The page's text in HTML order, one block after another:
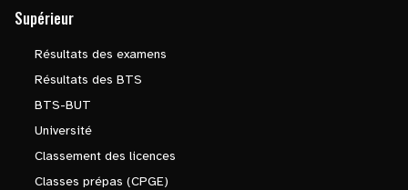
Supérieur
Résultats des examens
Résultats des BTS
BTS-BUT
Université
Classement des licences
Classes prépas (CPGE)